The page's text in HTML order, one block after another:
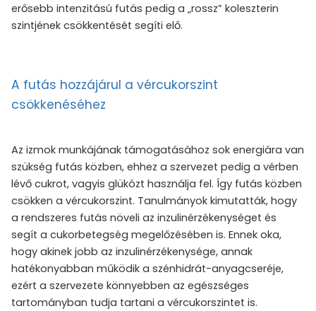
erősebb intenzitású futás pedig a „rossz” koleszterin
szintjének csökkentését segíti elő.
A futás hozzájárul a vércukorszint
csökkenéséhez
Az izmok munkájának támogatásához sok energiára van
szükség futás közben, ehhez a szervezet pedig a vérben
lévő cukrot, vagyis glükózt használja fel. Így futás közben
csökken a vércukorszint. Tanulmányok kimutatták, hogy
a rendszeres futás növeli az inzulinérzékenységet és
segít a cukorbetegség megelőzésében is. Ennek oka,
hogy akinek jobb az inzulinérzékenysége, annak
hatékonyabban működik a szénhidrát-anyagcseréje,
ezért a szervezete könnyebben az egészséges
tartományban tudja tartani a vércukorszintet is.